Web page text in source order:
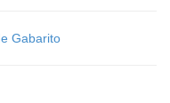
Gabarito